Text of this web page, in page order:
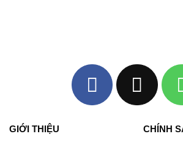
GIỚI THIỆU CHÍNH